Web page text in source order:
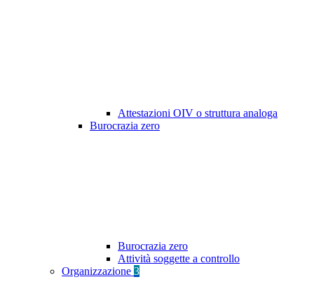
Attestazioni OIV o struttura analoga
Burocrazia zero
Burocrazia zero
Attività soggette a controllo
Organizzazione 3